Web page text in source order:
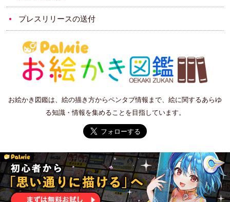
プレスリリースの送付
お絵かき図鑑は、絵の描き方からペンタブ情報まで、絵に関するあらゆ
る知識・情報を集めることを目指しています。